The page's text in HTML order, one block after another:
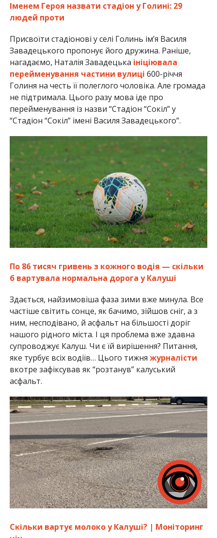
Іменем Героя назвати стадіон у Голині: 29
людей проти
Присвоїти стадіонові у селі Голинь ім’я Василя
Завадецького пропонує його дружина. Раніше,
нагадаємо, Наталія Завадецька ініціювала
перейменування частини вулиці 600-річчя
Голиня на честь її полеглого чоловіка. Але громада
не підтримала. Цього разу мова іде про
перейменування із назви “Стадіон “Сокіл” у
“Стадіон “Сокіл” імені Василя Завадецького”.
По 86 тисяч гривень з кожного водія — скільки
б вартувала нормальна дорога у Калуші
Здається, найзимовіша фаза зими вже минула. Все
частіше світить сонце, як бачимо, зійшов сніг, а з
ним, несподівано, й асфальт на більшості доріг
нашого рідного міста. І ця проблема вже здавна
супроводжує Калуш. Чи є їй вирішення? Питання,
яке турбує всіх водіїв… Цього тижня журналісти
вкотре зафіксував як “розтанув” калуський
асфальт.
Скільки вартує молоко у Калуші? | Моніторинг